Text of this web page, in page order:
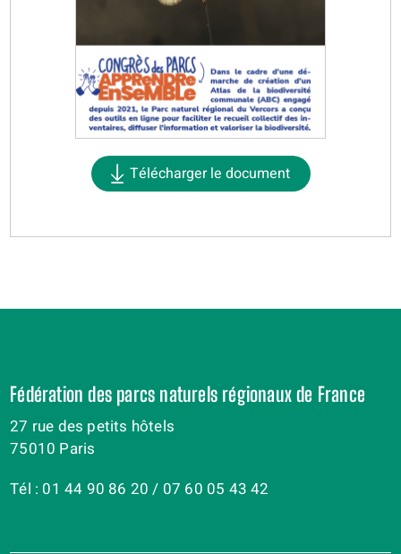
Télécharger le document
Fédération des parcs naturels régionaux de France
27 rue des petits hôtels
75010 Paris
Tél : 01 44 90 86 20 / 07 60 05 43 42